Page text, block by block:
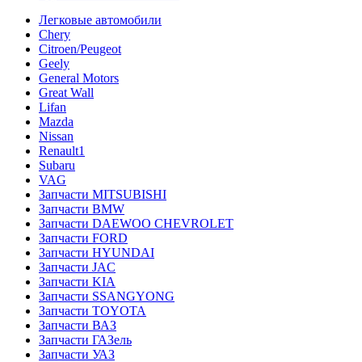
Легковые автомобили
Chery
Citroen/Peugeot
Geely
General Motors
Great Wall
Lifan
Mazda
Nissan
Renault1
Subaru
VAG
Запчасти MITSUBISHI
Запчасти BMW
Запчасти DAEWOO CHEVROLET
Запчасти FORD
Запчасти HYUNDAI
Запчасти JAC
Запчасти KIA
Запчасти SSANGYONG
Запчасти TOYOTA
Запчасти ВАЗ
Запчасти ГАЗель
Запчасти УАЗ